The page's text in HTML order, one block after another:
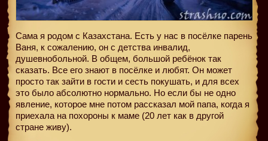
Сама я родом с Казахстана. Есть у нас в посёлке парень
Ваня, к сожалению, он с детства инвалид,
душевнобольной. В общем, большой ребёнок так
сказать. Все его знают в посёлке и любят. Он может
просто так зайти в гости и сесть покушать, и для всех
это было абсолютно нормально. Но если бы не одно
явление, которое мне потом рассказал мой папа, когда я
приехала на похороны к маме (20 лет как в другой
стране живу).